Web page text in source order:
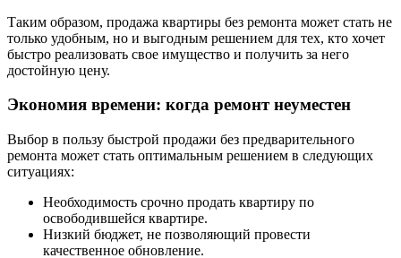
Таким образом, продажа квартиры без ремонта может стать не
только удобным, но и выгодным решением для тех, кто хочет
быстро реализовать свое имущество и получить за него
достойную цену.
Экономия времени: когда ремонт неуместен
Выбор в пользу быстрой продажи без предварительного
ремонта может стать оптимальным решением в следующих
ситуациях:
Необходимость срочно продать квартиру по
освободившейся квартире.
Низкий бюджет, не позволяющий провести
качественное обновление.